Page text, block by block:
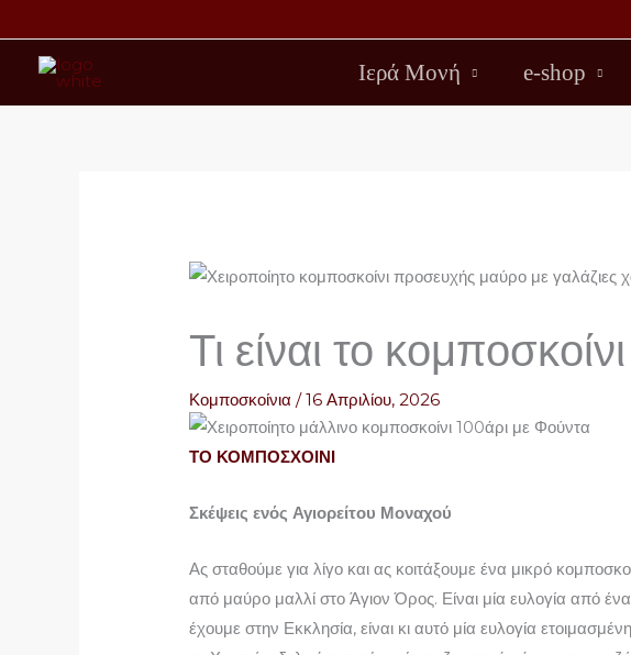
στο
περιεχόμενο
Ιερά Μονή e-shop
Τι είναι το κομποσκοίνι
Κομποσκοίνια /16 Απριλίου, 2026
ΤΟ ΚΟΜΠΟΣΧΟΙΝΙ
Σκέψεις ενός Αγιορείτου Μοναχού
Ας σταθούμε για λίγο και ας κοιτάξουμε ένα μικρό
από μαύρο μαλλί στο Άγιον Όρος. Είναι μία ευλογία από
έχουμε στην Εκκλησία, είναι κι αυτό μία ευλογία